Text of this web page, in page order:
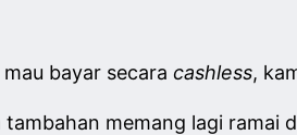
bayar secara cashless,
memang lagi ramai